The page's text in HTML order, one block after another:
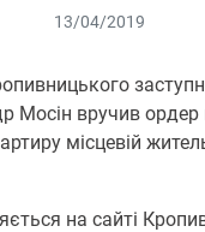
13/04/2019
Мосін вручив ордер
місцевій
на сайті